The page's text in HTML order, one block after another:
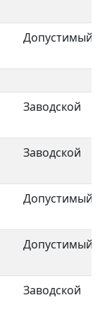
Допустимый
Заводской
Заводской
Допустимый
Допустимый
Заводской